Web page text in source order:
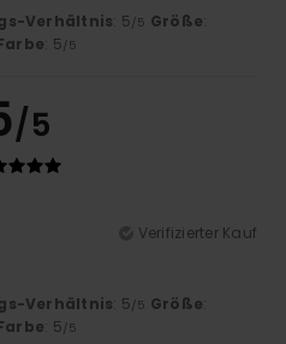
Verhältnis: 5 /5 Größe:
: 5 /5
/5
Verifizierter Kauf
Verhältnis: 5 /5 Größe:
: 5 /5